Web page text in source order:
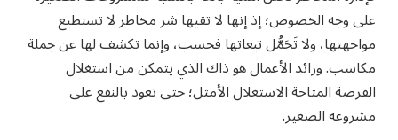
على وجه الخصوص؛ إذ إنها لا تقيها شر مخاطر لا تستطيع
مواجهتها، ولا تَحَمُّل تبعاتها فحسب، وإنما تكشف لها عن جملة
مكاسب. ورائد الأعمال هو ذاك الذي يتمكن من استغلال
الفرصة المتاحة الاستغلال الأمثل؛ حتى تعود بالنفع على
مشروعه الصغير.